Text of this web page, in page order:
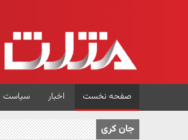
صفحه نخست اخبار سیاست
جان کری